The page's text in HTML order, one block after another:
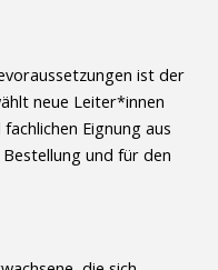
ist der
neue Leiter*innen
Eignung aus
und für den